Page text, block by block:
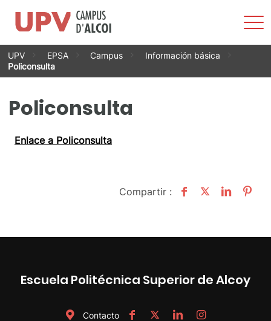
Saltar
contenido
UPV EPSA Campus
Información básica
Policonsulta
Policonsulta
Enlace a Policonsulta
Compartir :
Escuela Politécnica Superior de Alcoy
Contacto